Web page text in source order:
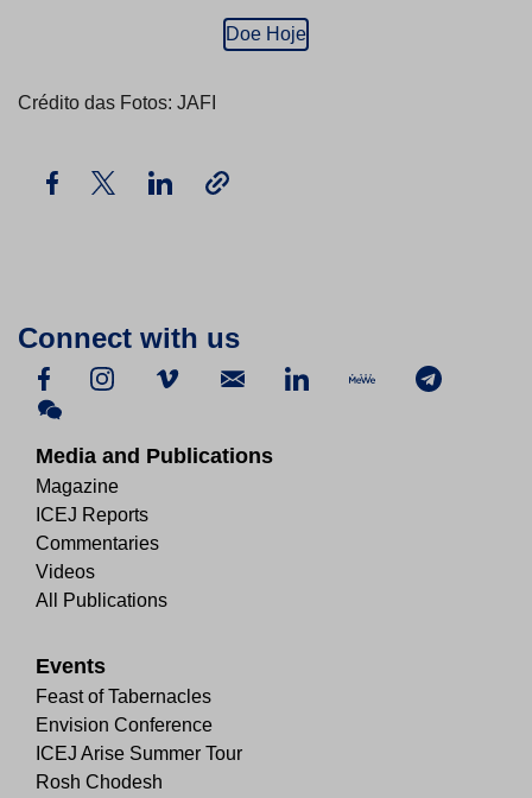
Doe Hoje
Crédito das Fotos: JAFI
Connect with us
Media and Publications
Magazine
ICEJ Reports
Commentaries
Videos
All Publications
Events
Feast of Tabernacles
Envision Conference
ICEJ Arise Summer Tour
Rosh Chodesh